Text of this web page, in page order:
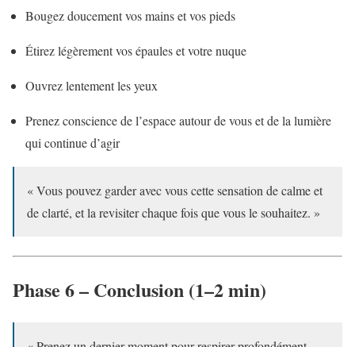
Bougez doucement vos mains et vos pieds
Étirez légèrement vos épaules et votre nuque
Ouvrez lentement les yeux
Prenez conscience de l’espace autour de vous et de la lumière
qui continue d’agir
« Vous pouvez garder avec vous cette sensation de calme et
de clarté, et la revisiter chaque fois que vous le souhaitez. »
Phase 6 – Conclusion (1–2 min)